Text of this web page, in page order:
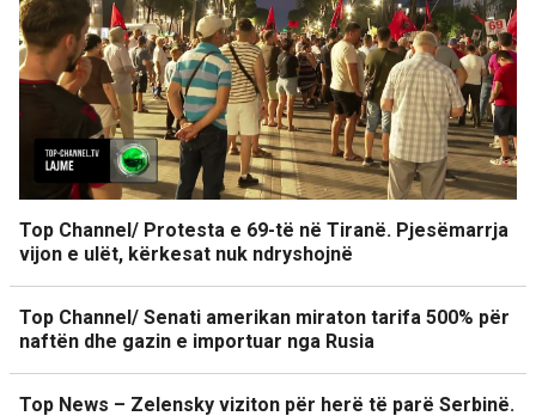
Top Channel/ Protesta e 69-të në Tiranë. Pjesëmarrja
vijon e ulët, kërkesat nuk ndryshojnë
Top Channel/ Senati amerikan miraton tarifa 500% për
naftën dhe gazin e importuar nga Rusia
Top News – Zelensky viziton për herë të parë Serbinë.